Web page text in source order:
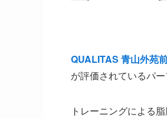
QUALITAS 青山外苑
が評価されているパー
トレーニングによる